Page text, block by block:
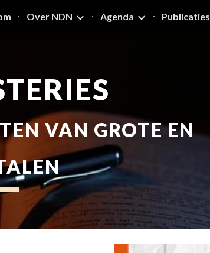
Skip to navigation
Over NDN Agenda Publicaties
VAN GROTE EN